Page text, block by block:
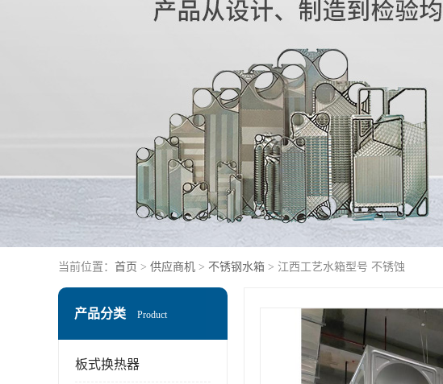
当前位置： 首页 > 供应商机 > 不锈钢水箱 > 江西工艺水箱型号 不锈蚀
产品分类 Product
板式换热器